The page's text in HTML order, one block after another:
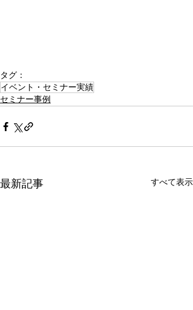
タグ：
イベント・セミナー実績
セミナー事例
最新記事 すべて表示